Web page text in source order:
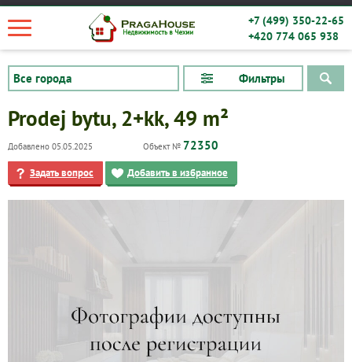
+7 (499) 350-22-65
+420 774 065 938
Фильтры
Prodej bytu, 2+kk, 49 m²
Добавлено 05.05.2025 Объект № 72350
Задать вопрос Добавить в избранное